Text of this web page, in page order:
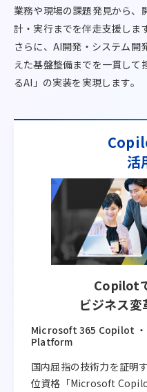
業務や現場の課題発見から、
計・実行までを伴走支援します
さらに、AI開発・システム開
えた基盤整備までを一貫して
るAI」の実装を実現します。
活
Copilot
ビジネス
Microsoft 365 Copilot
Platform
国内屈指の技術力を証明
位資格「Microsoft